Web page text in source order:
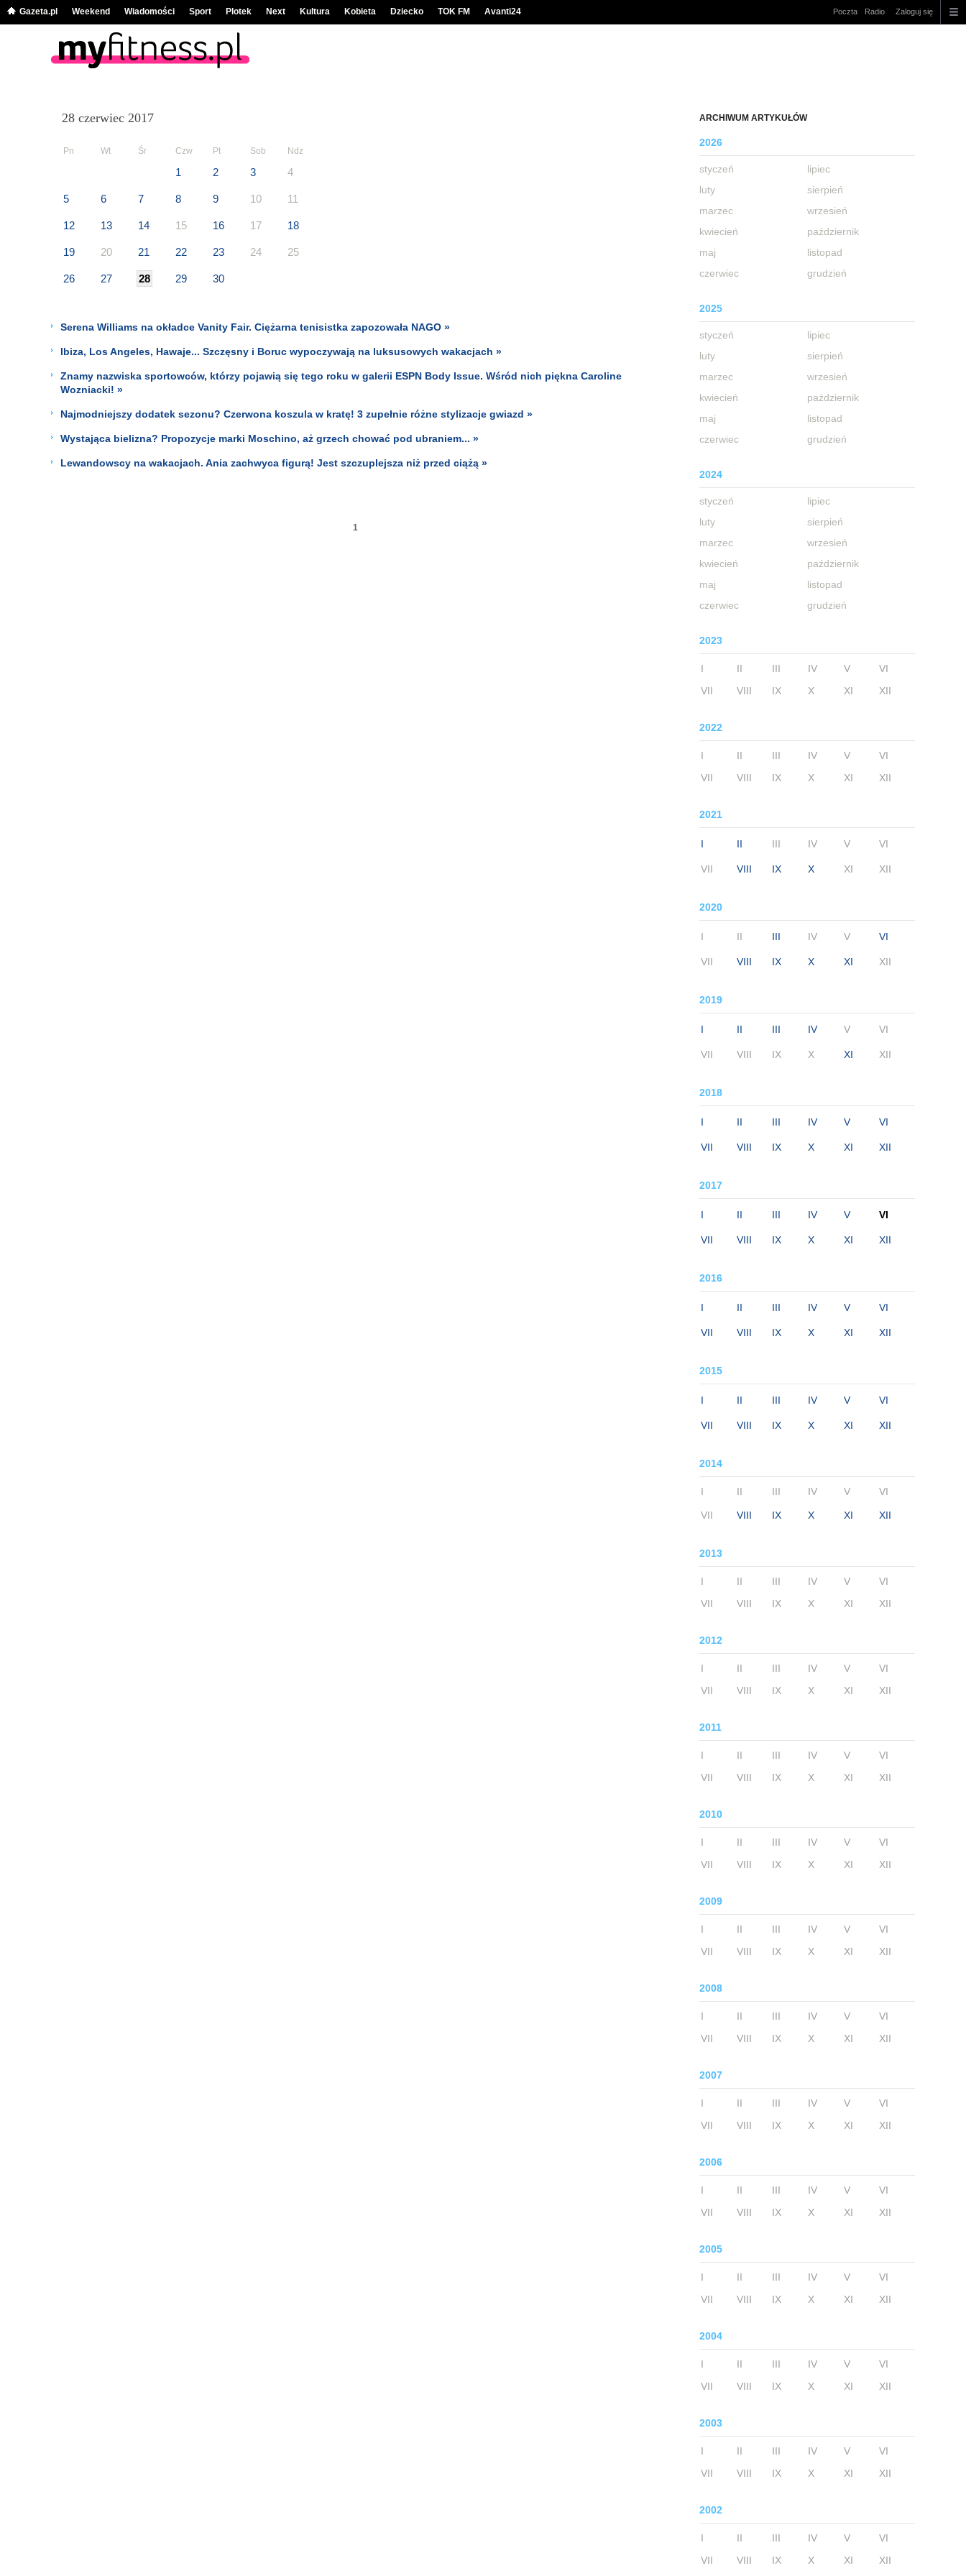
Gazeta.pl Weekend Wiadomości Sport Plotek Next Kultura Kobieta Dziecko TOK FM Avanti24 Poczta Radio Zaloguj się
ARCHIWUM ARTYKUŁÓW
2026
styczeń
luty
marzec
kwiecień
maj
czerwiec
lipiec
sierpień
wrzesień
październik
listopad
grudzień
2025
styczeń
luty
marzec
kwiecień
maj
czerwiec
lipiec
sierpień
wrzesień
październik
listopad
grudzień
2024
styczeń
luty
marzec
kwiecień
maj
czerwiec
lipiec
sierpień
wrzesień
październik
listopad
grudzień
2023
I II III IV V
VI
VII
VIII IX X XI XII
2022
I II III IV V
VI
VII
VIII IX X XI XII
2021
I II III IV V VI
VII VIII IX X XI XII
2020
I II III IV V VI
VII VIII IX X XI XII
2019
I II III IV V VI
VII VIII IX X XI XII
2018
I II III IV V VI
VII VIII IX X XI XII
2017
I II III IV V VI
VII VIII IX X XI XII
2016
I II III IV V VI
VII VIII IX X XI XII
2015
I II III IV V VI
VII VIII IX X XI XII
2014
I II III IV V VI
VII VIII IX X XI XII
2013
I II III IV V
VI
VII
VIII IX X XI XII
2012
I II III IV V
VI
VII
VIII IX X XI XII
2011
I II III IV V
VI
VII
VIII IX X XI XII
2010
I II III IV V
VI
VII
VIII IX X XI XII
2009
I II III IV V
VI
VII
VIII IX X XI XII
2008
I II III IV V
VI
VII
VIII IX X XI XII
2007
I II III IV V
VI
VII
VIII IX X XI XII
2006
I II III IV V
VI
VII
VIII IX X XI XII
2005
I II III IV V
VI
VII
VIII IX X XI XII
2004
I II III IV V
VI
VII
VIII IX X XI XII
2003
I II III IV V
VI
VII
VIII IX X XI XII
2002
I II III IV V
VI
VII
VIII IX X XI XII
28 czerwiec 2017
Pn Wt Śr Czw Pt Sob Ndz
1 2 3 4
5 6 7 8 9 10 11
12 13 14 15 16 17 18
19 20 21 22 23 24 25
26 27 28 29 30
Serena Williams na okładce Vanity Fair. Ciężarna tenisistka zapozowała NAGO »
Ibiza, Los Angeles, Hawaje... Szczęsny i Boruc wypoczywają na luksusowych wakacjach »
Znamy nazwiska sportowców, którzy pojawią się tego roku w galerii ESPN Body Issue. Wśród nich piękna Caroline
Wozniacki! »
Najmodniejszy dodatek sezonu? Czerwona koszula w kratę! 3 zupełnie różne stylizacje gwiazd »
Wystająca bielizna? Propozycje marki Moschino, aż grzech chować pod ubraniem... »
Lewandowscy na wakacjach. Ania zachwyca figurą! Jest szczuplejsza niż przed ciążą »
1